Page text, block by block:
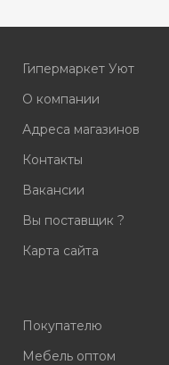
Гипермаркет Уют
О компании
Адреса магазинов
Контакты
Вакансии
Вы поставщик ?
Карта сайта
Покупателю
Мебель оптом